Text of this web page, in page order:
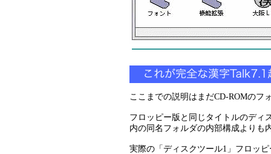
ここまでの説明はまだCD-ROMのフ
フロッピー版と同じタイトルのディ
内の同名フォルダの内部構成よりも
実際の「ディスクツール1」フロッ